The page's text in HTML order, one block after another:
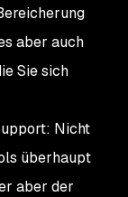
aber auch
Sie sich
Nicht
überhaupt
aber der